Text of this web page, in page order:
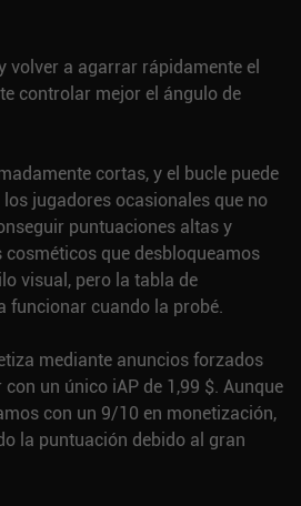
volver a agarrar rápidamente el
controlar mejor el ángulo de
cortas, y el bucle puede
jugadores ocasionales que no
puntuaciones altas y
que desbloqueamos
visual, pero la tabla de
funcionar cuando la probé.
mediante anuncios forzados
un único iAP de 1,99 $. Aunque
con un 9/10 en monetización,
la puntuación debido al gran